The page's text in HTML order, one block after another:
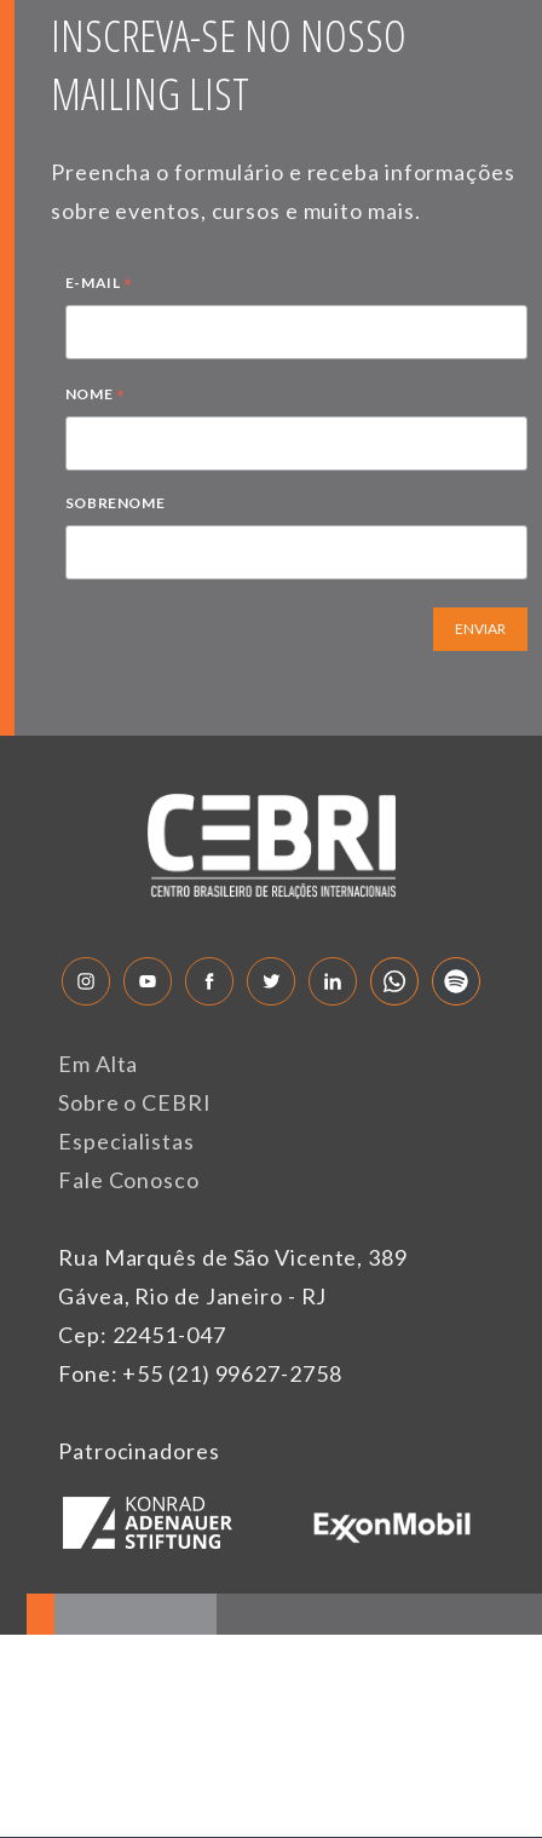
INSCREVA-SE NO NOSSO
MAILING LIST
Preencha o formulário e receba informações
sobre eventos, cursos e muito mais.
E-MAIL *
NOME *
SOBRENOME
ENVIAR
Rua Marquês de São Vicente, 389
Gávea, Rio de Janeiro - RJ
Cep: 22451-047
Fone: +55 (21) 99627-2758
Em Alta
Sobre o CEBRI
Especialistas
Fale Conosco
Patrocinadores